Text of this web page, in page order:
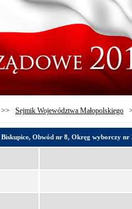
>> Sejmik Województwa Małopolskiego
Biskupice, Obwód nr 8, Okręg wyborczy nr